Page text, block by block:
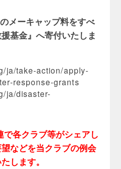
メーキャップ料をすべ
基金』へ寄付いたしま
ja/take-action/apply-
response-grants
ja/disaster-
各クラブ等がシェアし
などを当クラブの例会
します。